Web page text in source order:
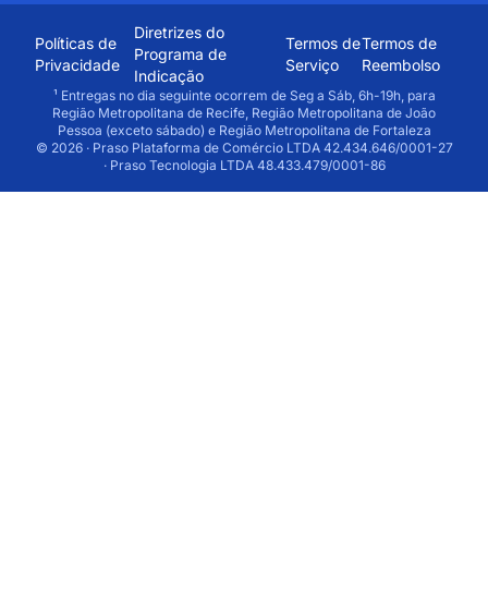
Políticas de
Privacidade
Diretrizes do
Programa de
Indicação
Termos de
Serviço
Termos de
Reembolso
¹ Entregas no dia seguinte ocorrem de Seg a Sáb, 6h-19h, para
Região Metropolitana de Recife, Região Metropolitana de João
Pessoa (exceto sábado) e Região Metropolitana de Fortaleza
© 2026 · Praso Plataforma de Comércio LTDA 42.434.646/0001-27
· Praso Tecnologia LTDA 48.433.479/0001-86